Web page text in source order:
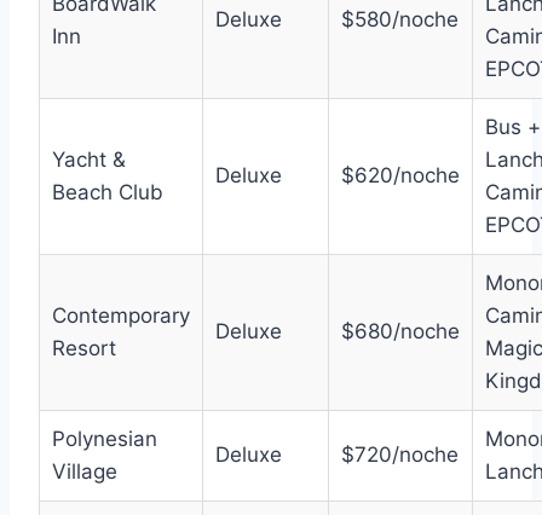
Inn
Deluxe $580/noche
Yacht &
Beach Club
Deluxe $620/noche
Bus +
Contemporary
Resort
Deluxe $680/noche
Magic
Polynesian
Village
Deluxe $720/noche